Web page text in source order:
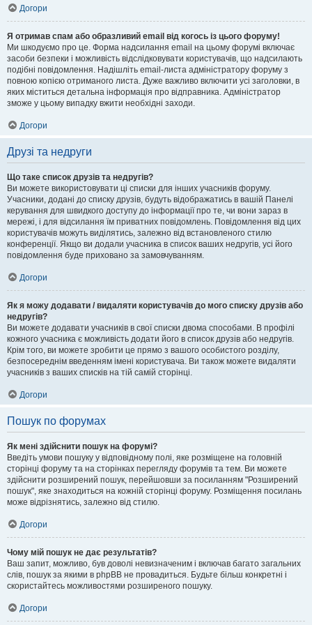
Догори
Я отримав спам або образливий email від когось із цього форуму!
Ми шкодуємо про це. Форма надсилання email на цьому форумі включає
засоби безпеки і можливість відслідковувати користувачів, що надсилають
подібні повідомлення. Надішліть email-листа адміністратору форуму з
повною копією отриманого листа. Дуже важливо включити усі заголовки, в
яких міститься детальна інформація про відправника. Адміністратор
зможе у цьому випадку вжити необхідні заходи.
Догори
Друзі та недруги
Що таке список друзів та недругів?
Ви можете використовувати ці списки для інших учасників форуму.
Учасники, додані до списку друзів, будуть відображатись в вашій Панелі
керування для швидкого доступу до інформації про те, чи вони зараз в
мережі, і для відсилання їм приватних повідомлень. Повідомлення від цих
користувачів можуть виділятись, залежно від встановленого стилю
конференції. Якщо ви додали учасника в список ваших недругів, усі його
повідомлення буде приховано за замовчуванням.
Догори
Як я можу додавати / видаляти користувачів до мого списку друзів або
недругів?
Ви можете додавати учасників в свої списки двома способами. В профілі
кожного учасника є можливість додати його в список друзів або недругів.
Крім того, ви можете зробити це прямо з вашого особистого розділу,
безпосереднім введенням імені користувача. Ви також можете видаляти
учасників з ваших списків на тій самій сторінці.
Догори
Пошук по форумах
Як мені здійснити пошук на форумі?
Введіть умови пошуку у відповідному полі, яке розміщене на головній
сторінці форуму та на сторінках перегляду форумів та тем. Ви можете
здійснити розширений пошук, перейшовши за посиланням "Розширений
пошук", яке знаходиться на кожній сторінці форуму. Розміщення посилань
може відрізнятись, залежно від стилю.
Догори
Чому мій пошук не дає результатів?
Ваш запит, можливо, був доволі невизначеним і включав багато загальних
слів, пошук за якими в phpBB не провадиться. Будьте більш конкретні і
скористайтесь можливостями розширеного пошуку.
Догори